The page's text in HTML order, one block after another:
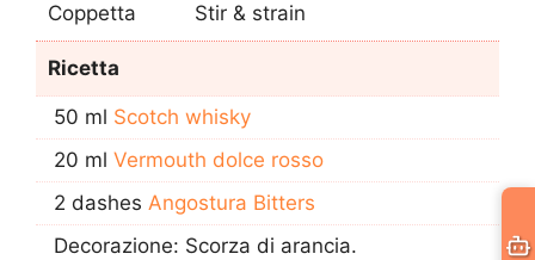
Coppetta
Stir & strain
Ricetta
50 ml Scotch whisky
20 ml Vermouth dolce rosso
2 dashes Angostura Bitters
Decorazione: Scorza di arancia.